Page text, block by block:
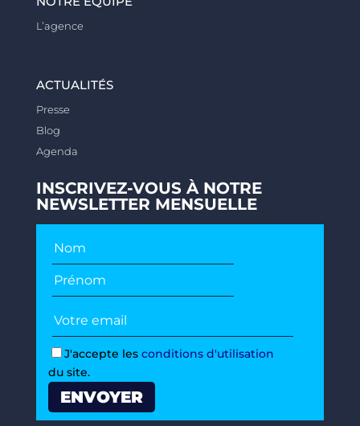
L’agence
ACTUALITÉS
Presse
Blog
Agenda
INSCRIVEZ-VOUS À NOTRE
NEWSLETTER MENSUELLE
J'accepte les conditions d'utilisation
du site.